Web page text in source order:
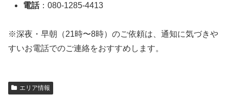
電話：080-1285-4413
※深夜・早朝（21時〜8時）のご依頼は、通知に気づきや
すいお電話でのご連絡をおすすめします。
エリア情報